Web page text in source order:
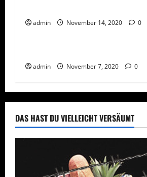
admin November 14, 2020 0
Gesellschaft/Politik NACHRICHTEN
admin November 7, 2020 0
DAS HAST DU VIELLEICHT VERSÄUMT